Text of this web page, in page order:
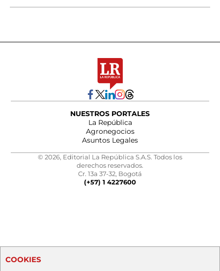
NUESTROS PORTALES
La República
Agronegocios
Asuntos Legales
© 2026, Editorial La República S.A.S. Todos los
derechos reservados.
Cr. 13a 37-32, Bogotá
(+57) 1 4227600
COOKIES